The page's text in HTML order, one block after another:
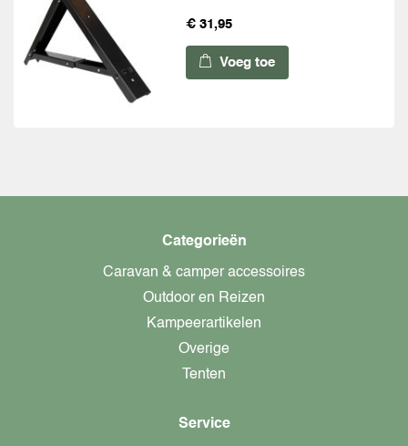
€ 31,95
Voeg toe
Categorieën
Caravan & camper accessoires
Outdoor en Reizen
Kampeerartikelen
Overige
Tenten
Service